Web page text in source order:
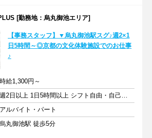
[勤務地：烏丸御池エリア]
【事務スタッフ】▼烏丸御池駅スグ♪週2×1
日5時間～◎京都の文化体験施設でのお仕事
♪
時給1,300円～
週2日以上 1日5時間以上 シフト自由・自己申告
アルバイト・パート
烏丸御池駅 徒歩5分